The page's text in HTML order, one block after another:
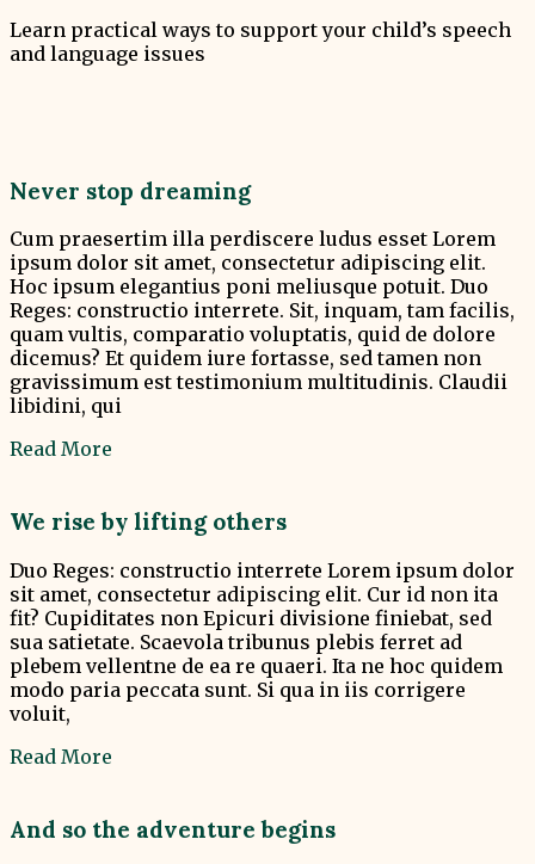
Learn practical ways to support your child’s speech
and language issues
Never stop dreaming
Cum praesertim illa perdiscere ludus esset Lorem
ipsum dolor sit amet, consectetur adipiscing elit.
Hoc ipsum elegantius poni meliusque potuit. Duo
Reges: constructio interrete. Sit, inquam, tam facilis,
quam vultis, comparatio voluptatis, quid de dolore
dicemus? Et quidem iure fortasse, sed tamen non
gravissimum est testimonium multitudinis. Claudii
libidini, qui
Read More
We rise by lifting others
Duo Reges: constructio interrete Lorem ipsum dolor
sit amet, consectetur adipiscing elit. Cur id non ita
fit? Cupiditates non Epicuri divisione finiebat, sed
sua satietate. Scaevola tribunus plebis ferret ad
plebem vellentne de ea re quaeri. Ita ne hoc quidem
modo paria peccata sunt. Si qua in iis corrigere
voluit,
Read More
And so the adventure begins